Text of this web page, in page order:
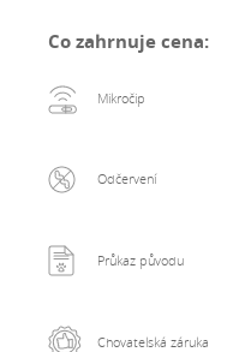
Co zahrnuje cena:
Mikročip
Odčervení
Průkaz původu
Chovatelská záruka